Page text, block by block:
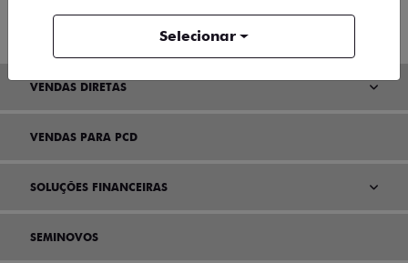
ARGO
VENDAS DIRETAS
VENDAS PARA PCD
SOLUÇÕES FINANCEIRAS
SEMINOVOS
Selecionar